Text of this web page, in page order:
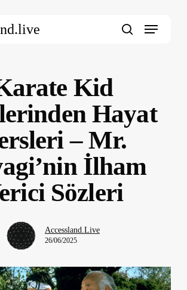
Menu
Kid
Hayat
– Mr.
İlham
Sözleri
Accessland.Live
26/06/2025